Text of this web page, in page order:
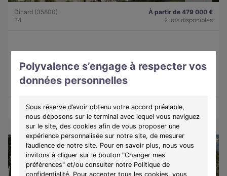
Polyvalence s’engage à respecter vos
données personnelles
Sous réserve d’avoir obtenu votre accord préalable,
nous déposons sur le terminal avec lequel vous naviguez
sur le site, des cookies afin de vous proposer une
expérience personnalisée sur notre site, de mesurer
l’audience de notre site. Pour en savoir plus, nous vous
invitons à cliquer sur le bouton "Changer mes
préférences" et/ou consulter notre Politique de
confidentialité. Pour accepter tous les cookies, vous
Dinard (35800)
T4
À partir de 479 000 €
2 lots disponibles
Découvrez une résidence intimiste à Dinard, alliant élégance,
confort et douceur de vivre sur la côte d'Émeraude.
Découvrir les biens Voir le programme